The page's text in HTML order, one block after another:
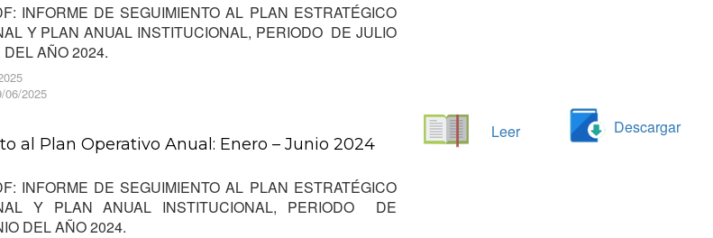
INFORME DE SEGUIMIENTO AL PLAN ESTRATÉGICO
Y PLAN ANUAL INSTITUCIONAL, PERIODO DE JULIO
AÑO 2024.
06/2025
al Plan Operativo Anual: Enero – Junio 2024
INFORME DE SEGUIMIENTO AL PLAN ESTRATÉGICO
Y PLAN ANUAL INSTITUCIONAL, PERIODO DE
DEL AÑO 2024.
Leer Descargar